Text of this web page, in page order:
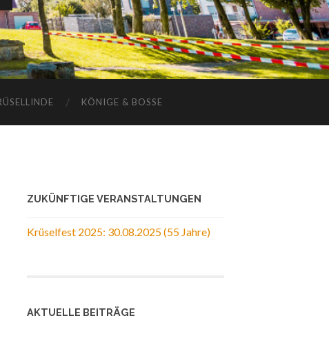
KÖNIGE & BOSSE
ZUKÜNFTIGE VERANSTALTUNGEN
Krüselfest 2025: 30.08.2025 (55 Jahre)
AKTUELLE BEITRÄGE